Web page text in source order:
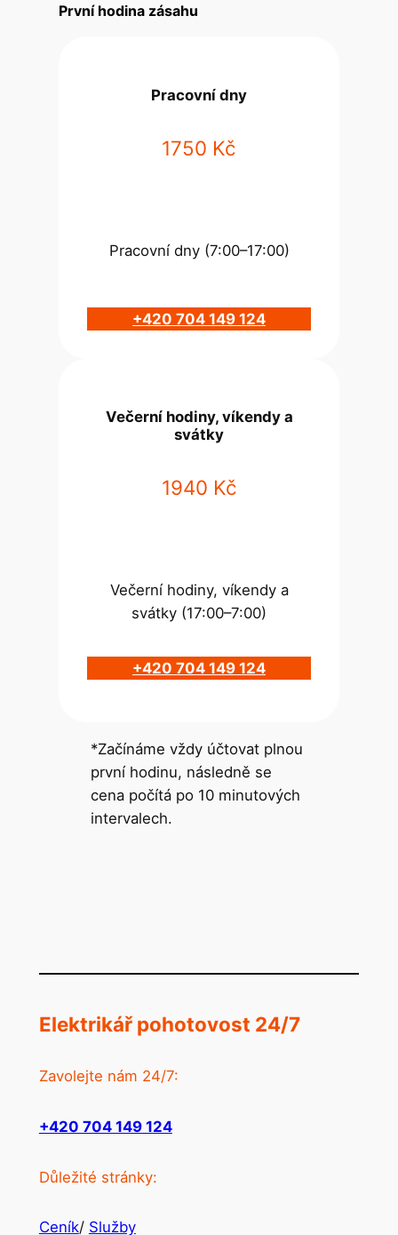
První hodina zásahu
Pracovní dny
1750 Kč
Pracovní dny (7:00–17:00)
+420 704 149 124
Večerní hodiny, víkendy a
svátky
1940 Kč
Večerní hodiny, víkendy a
svátky (17:00–7:00)
+420 704 149 124
*Začínáme vždy účtovat plnou
první hodinu, následně se
cena počítá po 10 minutových
intervalech.
Elektrikář pohotovost 24/7
Zavolejte nám 24/7:
+420 704 149 124
Důležité stránky:
Ceník/ Služby